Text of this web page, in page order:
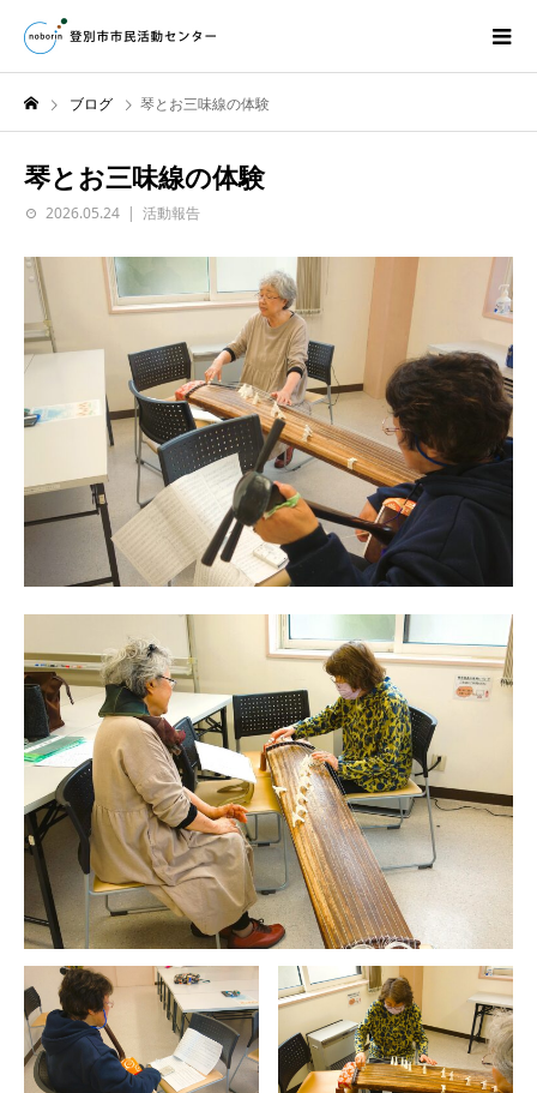
ブログ 琴とお三味線の体験
琴とお三味線の体験
2026.05.24 活動報告